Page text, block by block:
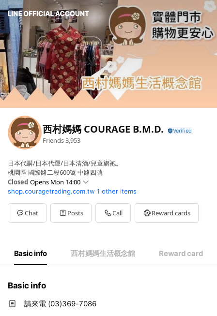
西村媽媽 COURAGE B.M.D.
Friends3,953
日本代購/日本代運/日本清酒/兒童旗袍。
桃園區 國際路二段600號 中路四號
Closed Opens Mon 14:00
SunClosed
Mon14:00 - 19:30
Tue14:00 - 19:30
Wed14:00 - 19:30
14:00 - 19:30
14:00-20:00
shop.couragetrading.com.tw 1 other items
Chat Posts Call Reward cards
Basic info 西村媽媽生活概念館 Reward card
Basic info
請來電 (03)369-7086